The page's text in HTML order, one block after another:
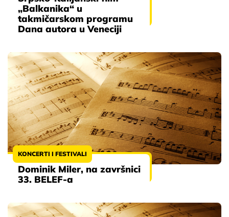
„Balkanika“ u
takmičarskom programu
Dana autora u Veneciji
KONCERTI I FESTIVALI
Dominik Miler, na završnici
33. BELEF-a